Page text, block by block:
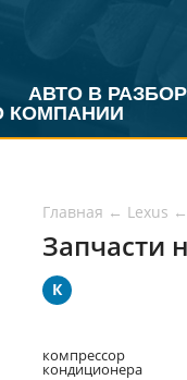
АВТО В РАЗБОР
КОМПАНИИ
Главная ← Lexus ←
Запчасти
К
компрессор
кондиционера